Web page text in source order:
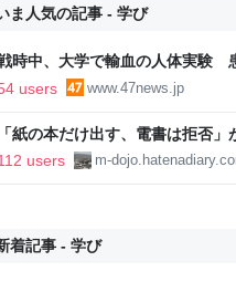
ま人気の記事 - 学び
時中、大学で輸血の人体実験
users
www.47news.jp
「紙の本だけ出す、電書は拒否
差別者』となる…のだろうか
COLORFUL PLACE-
users m-
着記事 - 学び